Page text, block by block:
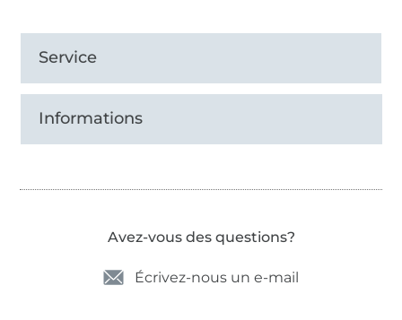
Service
Informations
Avez-vous des questions?
Écrivez-nous un e-mail